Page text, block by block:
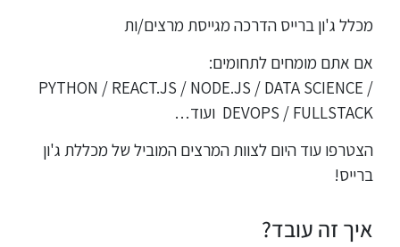
מכלל ג'ון ברייס הדרכה מגייסת מרצים/ות
אם אתם מומחים לתחומים:
PYTHON / REACT.JS / NODE.JS / DATA SCIENCE /
DEVOPS / FULLSTACK ועוד…
הצטרפו עוד היום לצוות המרצים המוביל של מכללת ג'ון
ברייס!
איך זה עובד?